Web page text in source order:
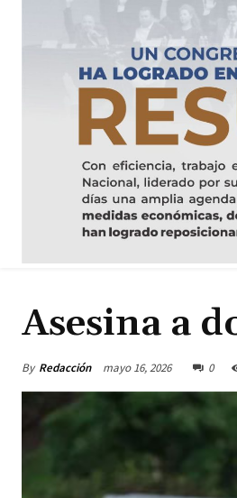
Asesina a
By Redacción mayo 16, 2026 0